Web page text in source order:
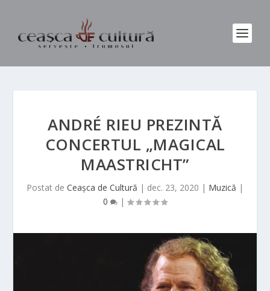
ANDRÉ RIEU PREZINTĂ
CONCERTUL „MAGICAL
MAASTRICHT”
Postat de Ceașca de Cultură | dec. 23, 2020 | Muzică |
0
|